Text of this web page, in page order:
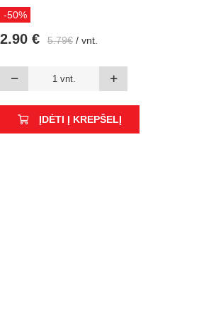
-50%
2.90 € 5.79€ / vnt.
ĮDĖTI Į KREPŠELĮ